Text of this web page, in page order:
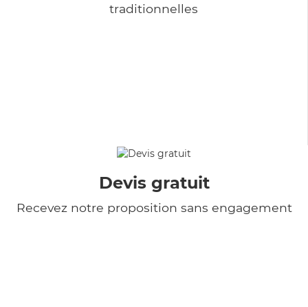
traditionnelles
Devis gratuit
Recevez notre proposition sans engagement